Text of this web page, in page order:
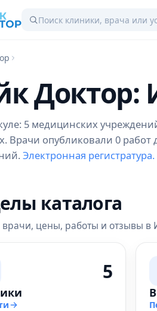
Доктор:
5 медицинских
Врачи опубликовали 0
Электронная регистратура.
каталога
цены, работы и отзывы в
5